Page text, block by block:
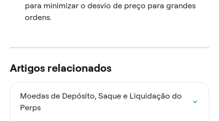
para minimizar o desvio de preço para grandes
ordens.
Artigos relacionados
Moedas de Depósito, Saque e Liquidação do
Perps